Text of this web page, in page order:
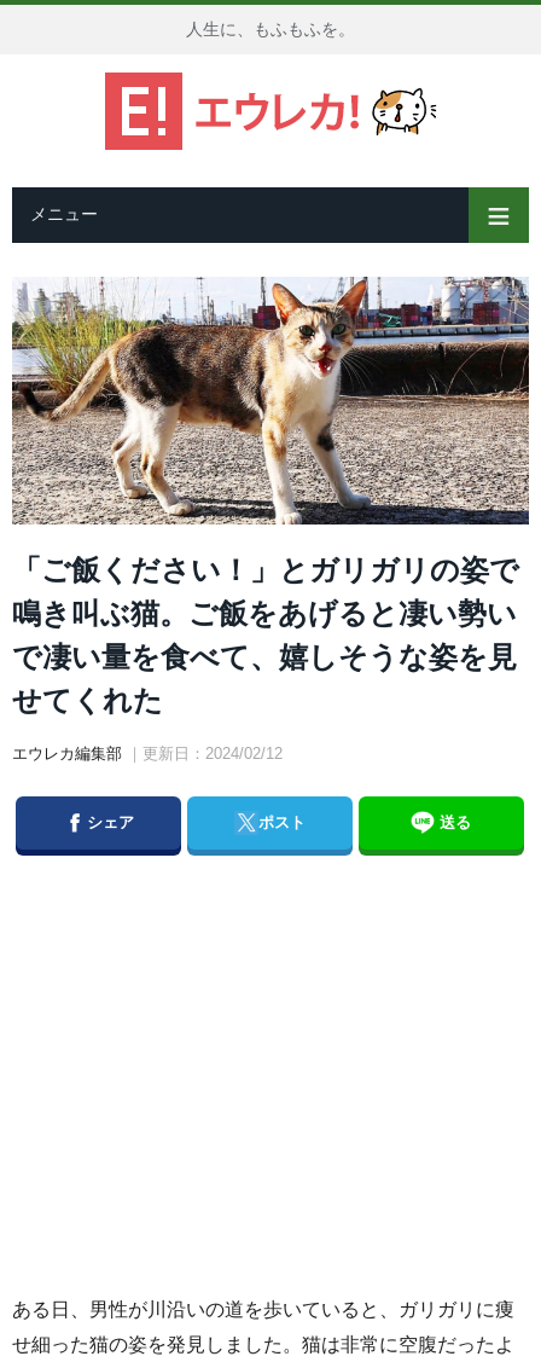
人生に、もふもふを。
メニュー
「ご飯ください！」とガリガリの姿で
鳴き叫ぶ猫。ご飯をあげると凄い勢い
で凄い量を食べて、嬉しそうな姿を見
せてくれた
エウレカ編集部 ｜更新日：2024/02/12
Facebook
シェア Twitterポスト 送る
ある日、男性が川沿いの道を歩いていると、ガリガリに痩
せ細った猫の姿を発見しました。猫は非常に空腹だったよ